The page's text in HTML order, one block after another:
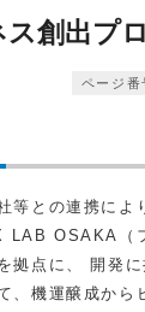
創出プ
ページ
等との連携によ
LAB OSAKA（
拠点に、 開発
、機運醸成から